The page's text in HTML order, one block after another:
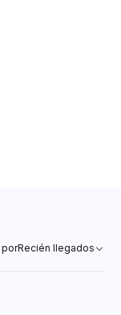
porRecién llegados